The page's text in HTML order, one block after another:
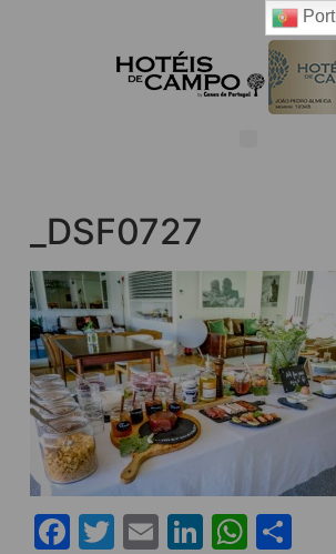
_DSF0727
Facebook
Twitter
EmailLinkedIn